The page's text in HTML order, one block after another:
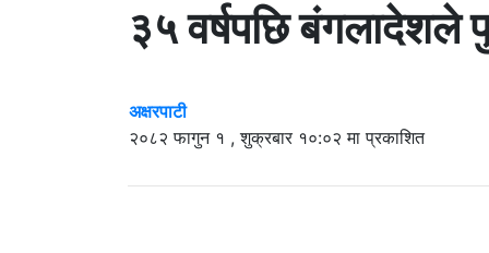
३५ वर्षपछि बंगलादेशले
अक्षरपाटी
२०८२ फागुन १ , शुक्रबार १०:०२ मा प्रकाशित